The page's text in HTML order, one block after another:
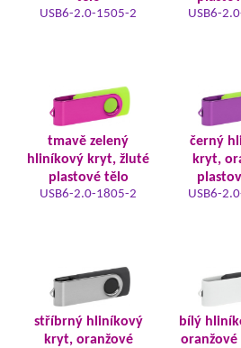
USB6-2.0-1505-2 USB6-
tmavě zelený
hliníkový kryt, žluté
plastové tělo
USB6-2.0-1805-2
černý
kryt,
USB6-
stříbrný hliníkový
kryt, oranžové
bílý
oranžové